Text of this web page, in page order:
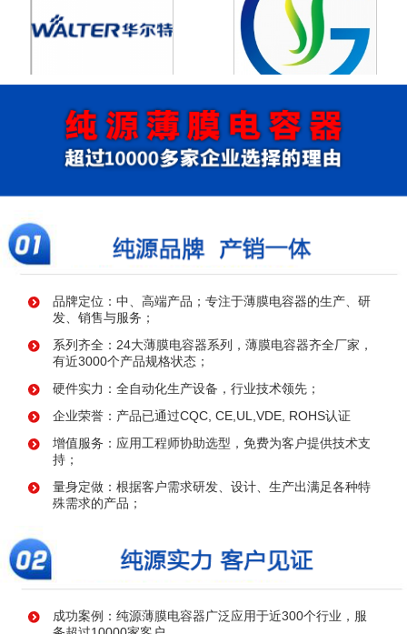
浙江华尔特机电股份有限公
司
浙江格瑶科技股份有限公司
品牌定位：中、高端产品；专注于薄膜电容器的生产、研
发、销售与服务；
系列齐全：24大薄膜电容器系列，薄膜电容器齐全厂家，
有近3000个产品规格状态；
硬件实力：全自动化生产设备，行业技术领先；
企业荣誉：产品已通过CQC, CE,UL,VDE, ROHS认证
增值服务：应用工程师协助选型，免费为客户提供技术支
持；
量身定做：根据客户需求研发、设计、生产出满足各种特
殊需求的产品；
成功案例：纯源薄膜电容器广泛应用于近300个行业，服